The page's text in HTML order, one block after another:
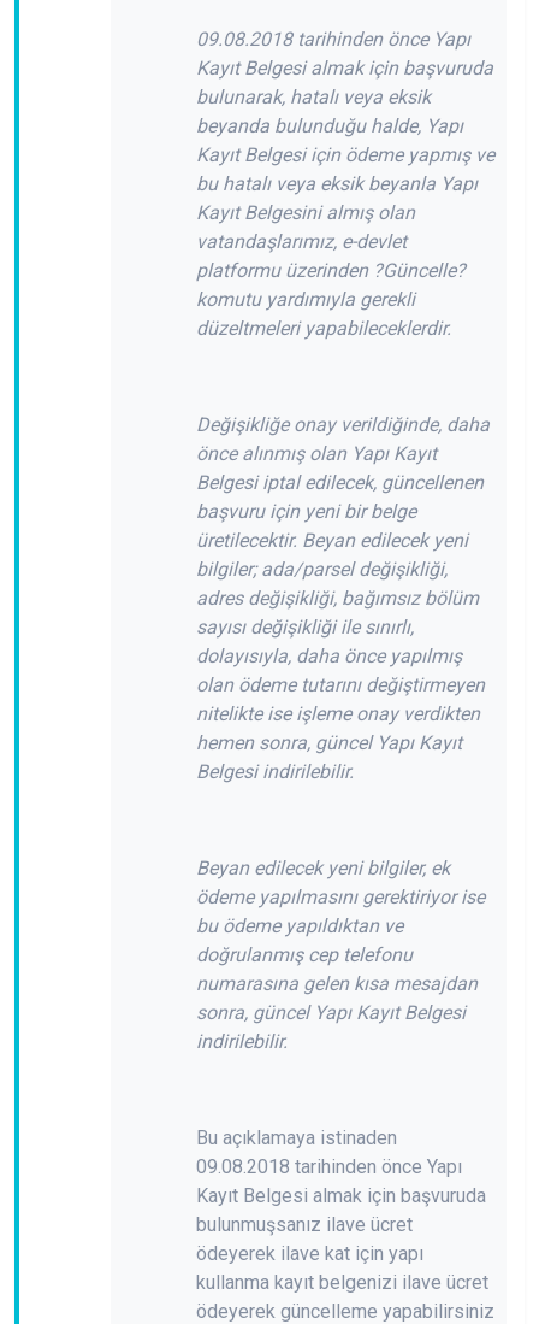
09.08.2018 tarihinden önce Yapı
Kayıt Belgesi almak için başvuruda
bulunarak, hatalı veya eksik
beyanda bulunduğu halde, Yapı
Kayıt Belgesi için ödeme yapmış ve
bu hatalı veya eksik beyanla Yapı
Kayıt Belgesini almış olan
vatandaşlarımız, e-devlet
platformu üzerinden ?Güncelle?
komutu yardımıyla gerekli
düzeltmeleri yapabileceklerdir.
Değişikliğe onay verildiğinde, daha
önce alınmış olan Yapı Kayıt
Belgesi iptal edilecek, güncellenen
başvuru için yeni bir belge
üretilecektir. Beyan edilecek yeni
bilgiler; ada/parsel değişikliği,
adres değişikliği, bağımsız bölüm
sayısı değişikliği ile sınırlı,
dolayısıyla, daha önce yapılmış
olan ödeme tutarını değiştirmeyen
nitelikte ise işleme onay verdikten
hemen sonra, güncel Yapı Kayıt
Belgesi indirilebilir.
Beyan edilecek yeni bilgiler, ek
ödeme yapılmasını gerektiriyor ise
bu ödeme yapıldıktan ve
doğrulanmış cep telefonu
numarasına gelen kısa mesajdan
sonra, güncel Yapı Kayıt Belgesi
indirilebilir.
Bu açıklamaya istinaden
09.08.2018 tarihinden önce Yapı
Kayıt Belgesi almak için başvuruda
bulunmuşsanız ilave ücret
ödeyerek ilave kat için yapı
kullanma kayıt belgenizi ilave ücret
ödeyerek güncelleme yapabilirsiniz